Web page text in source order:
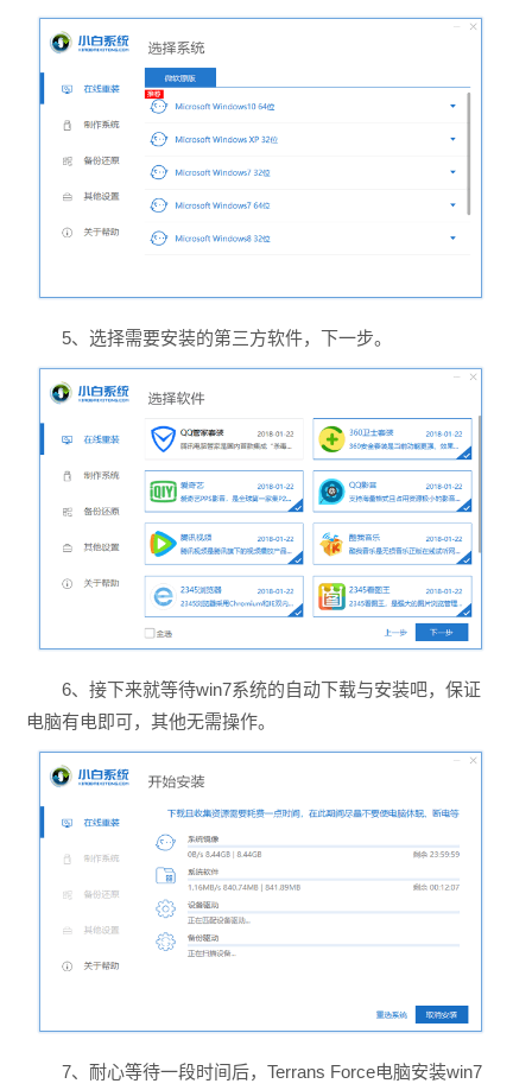
5、选择需要安装的第三方软件，下一步。
6、接下来就等待win7系统的自动下载与安装吧，保证
电脑有电即可，其他无需操作。
7、耐心等待一段时间后， Terrans Force电脑安装win7